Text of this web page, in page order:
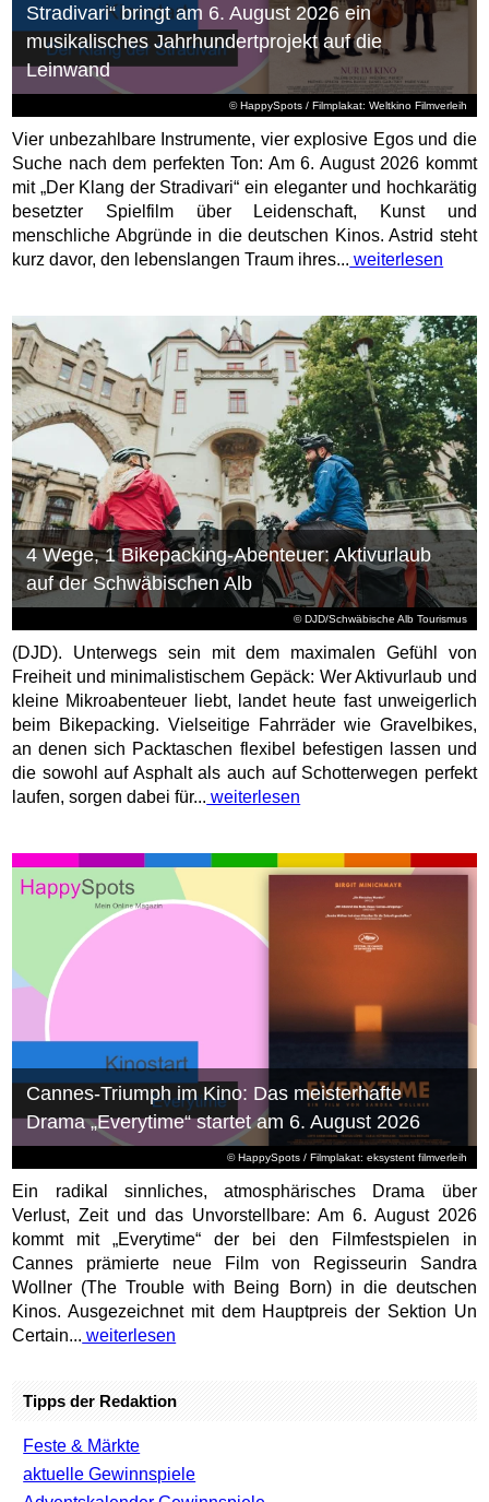
© HappySpots / Filmplakat: Weltkino Filmverleih
Stradivari“ bringt am 6. August 2026 ein
musikalisches Jahrhundertprojekt auf die
Leinwand
Vier unbezahlbare Instrumente, vier explosive Egos und die
Suche nach dem perfekten Ton: Am 6. August 2026 kommt
mit „Der Klang der Stradivari“ ein eleganter und hochkarätig
besetzter Spielfilm über Leidenschaft, Kunst und
menschliche Abgründe in die deutschen Kinos. Astrid steht
kurz davor, den lebenslangen Traum ihres... weiterlesen
© DJD/Schwäbische Alb Tourismus
4 Wege, 1 Bikepacking-Abenteuer: Aktivurlaub
auf der Schwäbischen Alb
(DJD). Unterwegs sein mit dem maximalen Gefühl von
Freiheit und minimalistischem Gepäck: Wer Aktivurlaub und
kleine Mikroabenteuer liebt, landet heute fast unweigerlich
beim Bikepacking. Vielseitige Fahrräder wie Gravelbikes,
an denen sich Packtaschen flexibel befestigen lassen und
die sowohl auf Asphalt als auch auf Schotterwegen perfekt
laufen, sorgen dabei für... weiterlesen
© HappySpots / Filmplakat: eksystent filmverleih
Cannes-Triumph im Kino: Das meisterhafte
Drama „Everytime“ startet am 6. August 2026
Ein radikal sinnliches, atmosphärisches Drama über
Verlust, Zeit und das Unvorstellbare: Am 6. August 2026
kommt mit „Everytime“ der bei den Filmfestspielen in
Cannes prämierte neue Film von Regisseurin Sandra
Wollner (The Trouble with Being Born) in die deutschen
Kinos. Ausgezeichnet mit dem Hauptpreis der Sektion Un
Certain... weiterlesen
Tipps der Redaktion
Feste & Märkte
aktuelle Gewinnspiele